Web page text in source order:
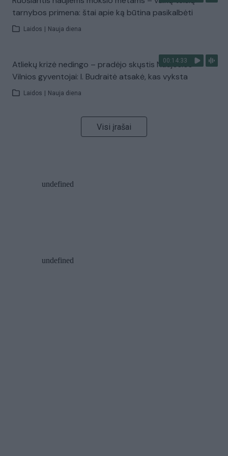
tarnybos primena: štai apie ką būtina pasikalbėti
Laidos Nauja diena
00:14:33
Atliekų krizė nedingo – pradėjo skųstis Naujosios
Vilnios gyventojai: I. Budraitė atsakė, kas vyksta
Laidos Nauja diena
Visi įrašai